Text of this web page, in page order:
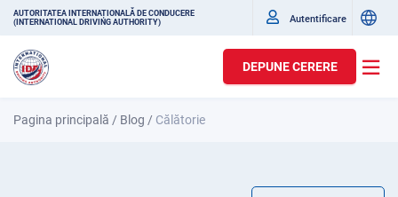
AUTORITATEA INTERNAȚIONALĂ DE CONDUCERE
(INTERNATIONAL DRIVING AUTHORITY)
Autentificare
DEPUNE CERERE
Pagina principală / Blog / Călătorie